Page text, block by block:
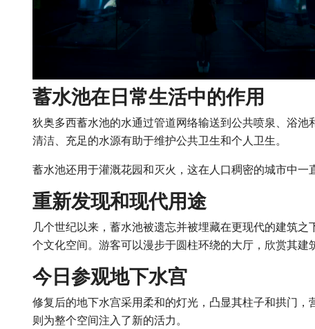
蓄水池在日常生活中的作用
狄奥多西蓄水池的水通过管道网络输送到公共喷泉、浴池
清洁、充足的水源有助于维护公共卫生和个人卫生。
蓄水池还用于灌溉花园和灭火，这在人口稠密的城市中一
重新发现和现代用途
几个世纪以来，蓄水池被遗忘并被埋藏在更现代的建筑
个文化空间。游客可以漫步于圆柱环绕的大厅，欣赏其建
今日参观地下水宫
修复后的地下水宫采用柔和的灯光，凸显其柱子和拱门
则为整个空间注入了新的活力。